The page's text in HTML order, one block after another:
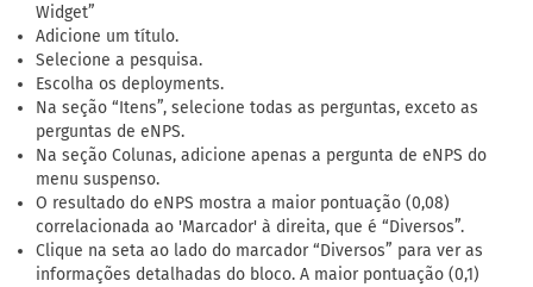
Widget”
Adicione um título.
Selecione a pesquisa.
Escolha os deployments.
Na seção “Itens”, selecione todas as perguntas, exceto as
perguntas de eNPS.
Na seção Colunas, adicione apenas a pergunta de eNPS do
menu suspenso.
O resultado do eNPS mostra a maior pontuação (0,08)
correlacionada ao 'Marcador' à direita, que é “Diversos”.
Clique na seta ao lado do marcador “Diversos” para ver as
informações detalhadas do bloco. A maior pontuação (0,1)